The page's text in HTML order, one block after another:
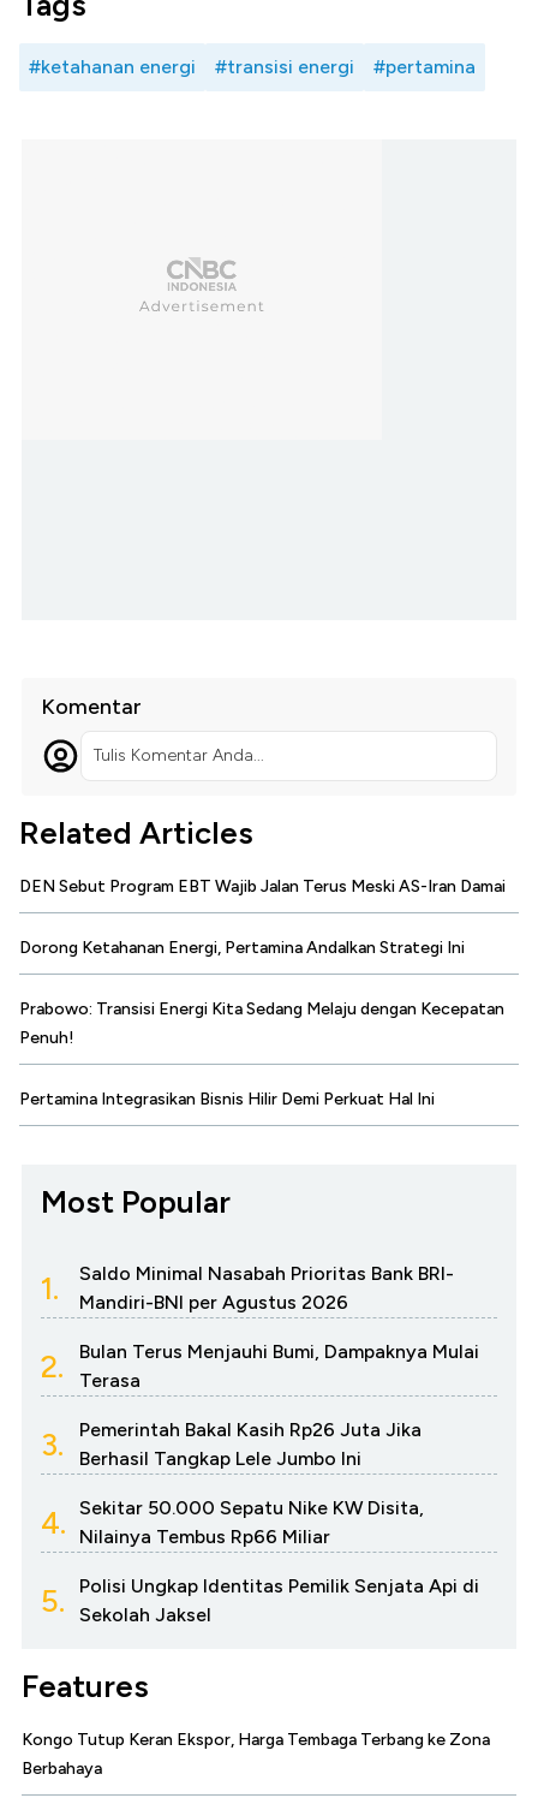
#ketahanan energi #transisi energi #pertamina
Komentar
Tulis Komentar Anda...
Related Articles
DEN Sebut Program EBT Wajib Jalan Terus Meski AS-Iran Damai
Dorong Ketahanan Energi, Pertamina Andalkan Strategi Ini
Prabowo: Transisi Energi Kita Sedang Melaju dengan Kecepatan
Penuh!
Pertamina Integrasikan Bisnis Hilir Demi Perkuat Hal Ini
Most Popular
1.
Saldo Minimal Nasabah Prioritas Bank BRI-
Mandiri-BNI per Agustus 2026
2.
Bulan Terus Menjauhi Bumi, Dampaknya Mulai
Terasa
3.
Pemerintah Bakal Kasih Rp26 Juta Jika
Berhasil Tangkap Lele Jumbo Ini
4.
Sekitar 50.000 Sepatu Nike KW Disita,
Nilainya Tembus Rp66 Miliar
5.
Polisi Ungkap Identitas Pemilik Senjata Api di
Sekolah Jaksel
Features
Kongo Tutup Keran Ekspor, Harga Tembaga Terbang ke Zona
Berbahaya